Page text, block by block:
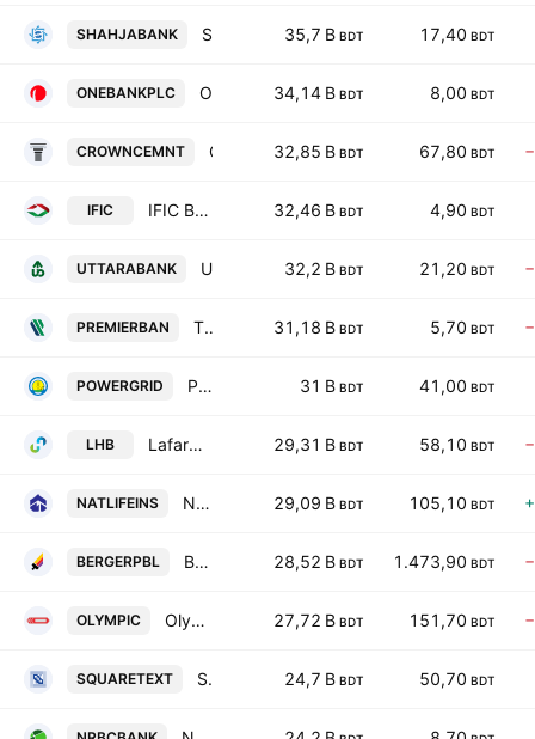
SHAHJABANK 35,7 B BDT 17,40 BDT
ONEBANKPLC 34,14 B BDT 8,00 BDT
CROWNCEMNT 32,85 B BDT 67,80 BDT
IFIC IFIC Bank PLC 32,46 B BDT 4,90 BDT
UTTARABANK 32,2 B BDT 21,20 BDT
PREMIERBAN The Premier Bank PLC 31,18 B BDT 5,70 BDT
POWERGRID Power Grid Co. of Bangladesh Ltd. 31 B BDT 41,00 BDT
LHB LafargeHolcim Bangladesh PLC 29,31 B BDT 58,10 BDT
NATLIFEINS National Life Insurance PLC 29,09 B BDT 105,10 BDT
BERGERPBL Berger Paints Bangladesh Ltd. 28,52 B BDT 1.473,90 BDT
OLYMPIC Olympic Industries PLC. 27,72 B BDT 151,70 BDT
SQUARETEXT Square Textiles PLC 24,7 B BDT 50,70 BDT